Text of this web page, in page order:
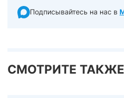
Подписывайтесь на нас в
СМОТРИТЕ ТАКЖЕ